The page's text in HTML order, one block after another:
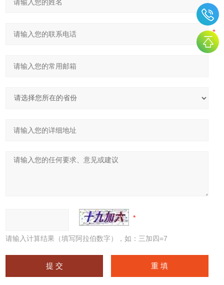
请输入计算结果（填写阿拉伯数字），如：三加四=7